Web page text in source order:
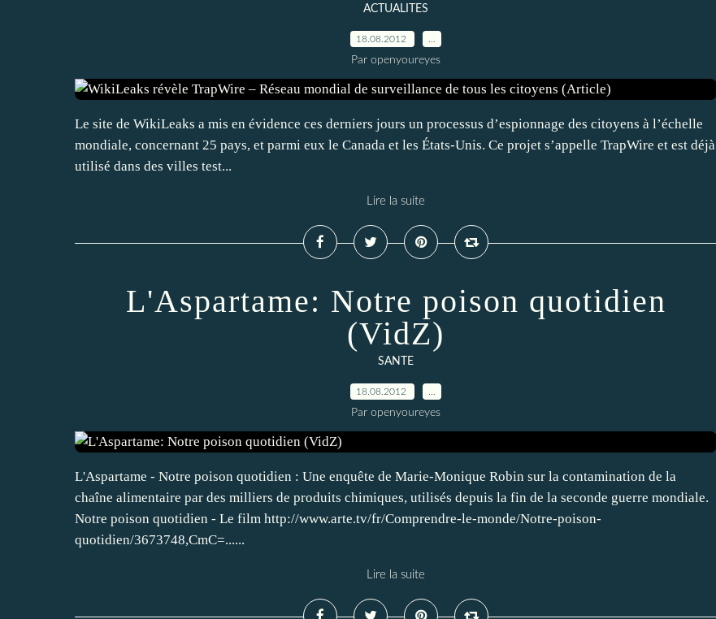
ACTUALITES
18.08.2012
Par openyoureyes
Le site de WikiLeaks a mis en évidence ces derniers jours un processus d’espionnage des citoyens à l’échelle
mondiale, concernant 25 pays, et parmi eux le Canada et les États-Unis. Ce projet s’appelle TrapWire et est déjà
utilisé dans des villes test...
Lire la suite
L'Aspartame: Notre poison quotidien
(VidZ)
SANTE
18.08.2012
Par openyoureyes
L'Aspartame - Notre poison quotidien : Une enquête de Marie-Monique Robin sur la contamination de la
chaîne alimentaire par des milliers de produits chimiques, utilisés depuis la fin de la seconde guerre mondiale.
Notre poison quotidien - Le film http://www.arte.tv/fr/Comprendre-le-monde/Notre-poison-
quotidien/3673748,CmC=......
Lire la suite